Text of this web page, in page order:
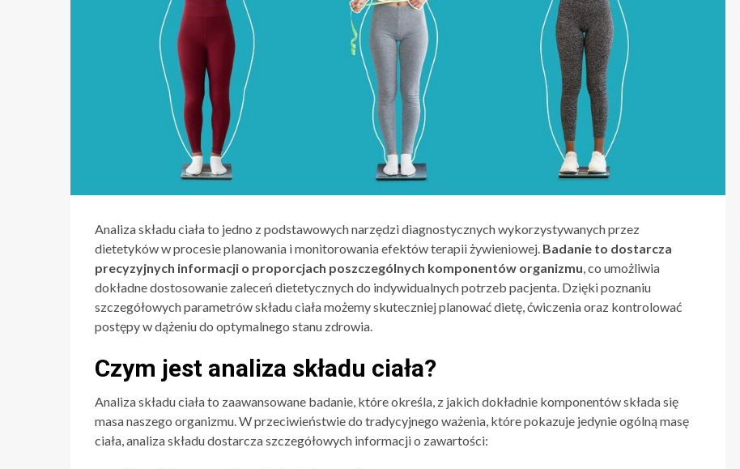
Analiza składu ciała to jedno z podstawowych narzędzi diagnostycznych wykorzystywanych przez
dietetyków w procesie planowania i monitorowania efektów terapii żywieniowej. Badanie to dostarcza
precyzyjnych informacji o proporcjach poszczególnych komponentów organizmu, co umożliwia
dokładne dostosowanie zaleceń dietetycznych do indywidualnych potrzeb pacjenta. Dzięki poznaniu
szczegółowych parametrów składu ciała możemy skuteczniej planować dietę, ćwiczenia oraz kontrolować
postępy w dążeniu do optymalnego stanu zdrowia.
Czym jest analiza składu ciała?
Analiza składu ciała to zaawansowane badanie, które określa, z jakich dokładnie komponentów składa się
masa naszego organizmu. W przeciwieństwie do tradycyjnego ważenia, które pokazuje jedynie ogólną masę
ciała, analiza składu dostarcza szczegółowych informacji o zawartości: